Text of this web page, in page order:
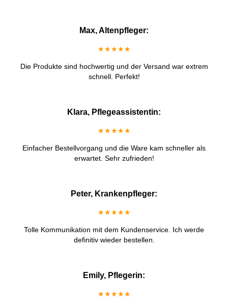
Max, Altenpfleger:
★★★★★
Die Produkte sind hochwertig und der Versand war extrem
schnell. Perfekt!
Klara, Pflegeassistentin:
★★★★★
Einfacher Bestellvorgang und die Ware kam schneller als
erwartet. Sehr zufrieden!
Peter, Krankenpfleger:
★★★★★
Tolle Kommunikation mit dem Kundenservice. Ich werde
definitiv wieder bestellen.
Emily, Pflegerin:
★★★★★